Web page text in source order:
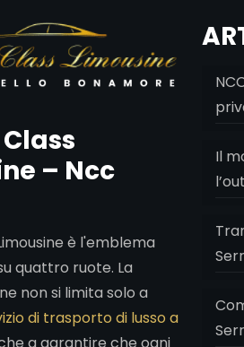
– Ncc
è l'emblema
quattro ruote. La
non si limita solo a
di trasporto di lusso a
Il